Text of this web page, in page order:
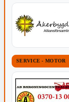
SERVICE - MOTOR